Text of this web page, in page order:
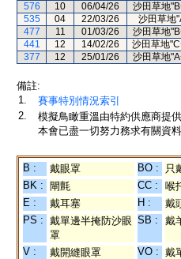
576
10 06/04/26 沙田草地
535
04 22/03/26 沙田草地
477
11 01/03/26 沙田草地
441
12 14/02/26 沙田草地
377
12 25/01/26 沙田草地
備註:
1.
賽事特別情況索引
2.
模擬鳥瞰重溫由特約供應商提
本會已盡一切努力務求有關資
B : 戴眼罩 BO : 只
BK :
閘氈 CC : 喉
E :
戴耳塞 H : 戴
PS : 戴單邊半掩防沙眼
罩
SB : 戴
V : 戴開縫眼罩 VO : 戴